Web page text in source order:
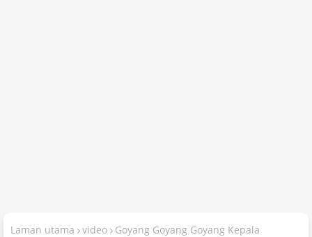
Laman utama video Goyang Goyang Goyang Kepala